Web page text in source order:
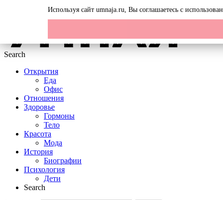
Search
Открытия
Еда
Офис
Отношения
Здоровье
Гормоны
Тело
Красота
Мода
История
Биографии
Психология
Дети
Search
Используя сайт umnaja.ru, Вы соглашаетесь с